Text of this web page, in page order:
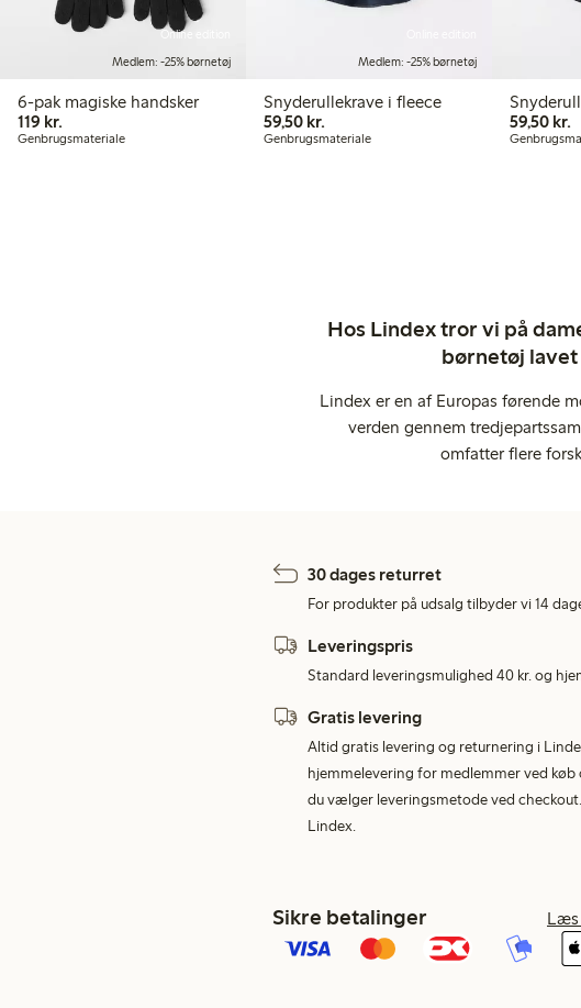
Online edition
Medlem: -25% børnetøj
6-pak magiske handsker
119 kr.
Genbrugsmateriale
Medlem: -25% børnetøj
Snyderullekrave i fleece
59,50 kr.
Genbrugsmateriale
59,50 kr.
Hos Lindex tror vi på
børnetøj
Lindex er en af Europas førende
verden gennem
omfatter flere
30 dages returret
For produkter på udsalg tilbyder vi 14
Leveringspris
Standard leveringsmulighed 40 kr. og
Gratis levering
Altid gratis levering og returnering i
hjemmelevering for medlemmer ved
du vælger leveringsmetode ved
Lindex.
Sikre betalinger Læs